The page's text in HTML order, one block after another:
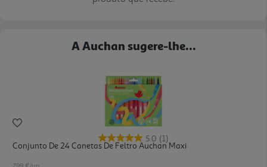
A Auchan sugere-lhe...
5.0 (1)
Conjunto De 24 Canetas De Feltro Auchan Maxi